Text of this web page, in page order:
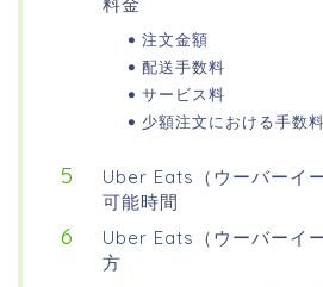
注文金額
配送手数料
サービス料
少額注文における手数料
Uber Eats（ウーバーイ
可能時間
Uber Eats（ウーバーイ
方